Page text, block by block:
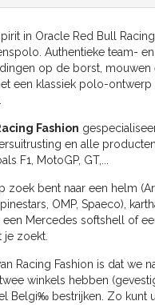
in Oracle Red Bull
Authentieke team- en
op de borst, mouwen
een klassiek polo-ontwerp
Fashion
en alle
F1, MotoGP, GT,...
zoek bent naar een helm
OMP, Spaeco),
een Mercedes softshell of
je zoekt.
Racing Fashion is dat we
winkels hebben
Belgi‰ bestrijken. Zo kunt